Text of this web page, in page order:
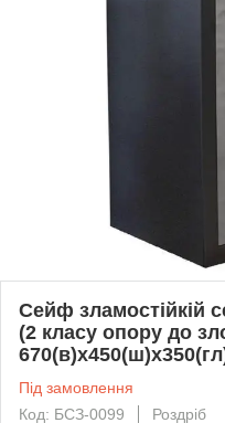
Сейф зламостійкій
(2 класу опору до
Під замовлення
Код: БСЗ-0099
Роздріб